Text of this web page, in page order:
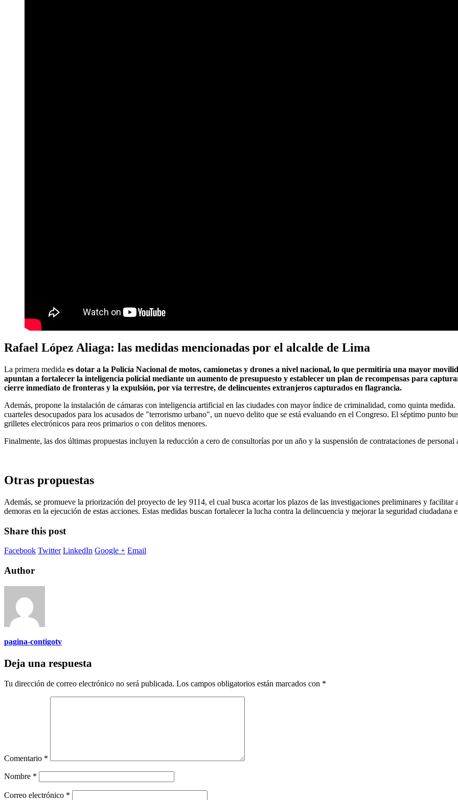
Rafael López Aliaga: las medidas mencionadas por el alcalde de Lima
La primera medida es dotar a la Policía Nacional de motos, camionetas y drones a nivel nacional, lo que permitiría una mayor
apuntan a fortalecer la inteligencia policial mediante un aumento de presupuesto y establecer un plan de recompensas para
cierre inmediato de fronteras y la expulsión, por vía terrestre, de delincuentes extranjeros capturados en flagrancia.
Además, propone la instalación de cámaras con inteligencia artificial en las ciudades con mayor índice de criminalidad, como quinta medida.
cuarteles desocupados para los acusados de "terrorismo urbano", un nuevo delito que se está evaluando en el Congreso. El séptimo punto
grilletes electrónicos para reos primarios o con delitos menores.
Finalmente, las dos últimas propuestas incluyen la reducción a cero de consultorías por un año y la suspensión de contrataciones de personal
Otras propuestas
Además, se promueve la priorización del proyecto de ley 9114, el cual busca acortar los plazos de las investigaciones preliminares y
demoras en la ejecución de estas acciones. Estas medidas buscan fortalecer la lucha contra la delincuencia y mejorar la seguridad ciudadana
Share this post
Facebook Twitter LinkedIn Google + Email
Author
pagina-contigotv
Deja una respuesta
Tu dirección de correo electrónico no será publicada. Los campos obligatorios están marcados con *
Comentario *
Nombre *
Correo electrónico *